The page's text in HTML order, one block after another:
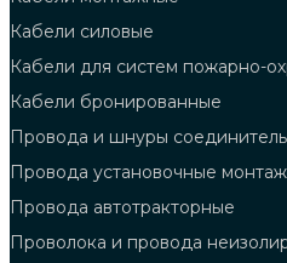
Кабели силовые
Кабели для систем пожарно-
Кабели бронированные
Провода и шнуры
Провода установочные
Провода автотракторные
Проволока и провода